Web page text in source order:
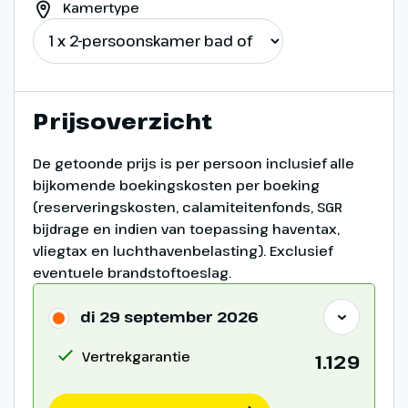
Plaza del Mar
Vrije dag
Kamertype
Prijsoverzicht
De getoonde prijs is per persoon inclusief alle
bijkomende boekingskosten per boeking
(reserveringskosten, calamiteitenfonds, SGR
bijdrage en indien van toepassing haventax,
vliegtax en luchthavenbelasting). Exclusief
eventuele brandstoftoeslag.
di 29 september 2026
Vertrekgarantie 1.129